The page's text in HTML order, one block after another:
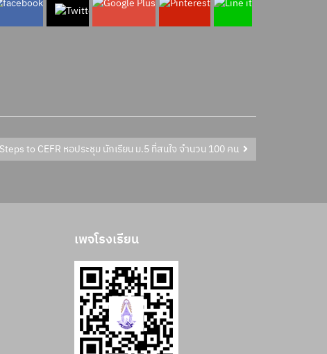
to CEFR หอประชุม นักเรียน ม.5 ที่สนใจ จำนวน 100 คน
เพจโรงเรียน